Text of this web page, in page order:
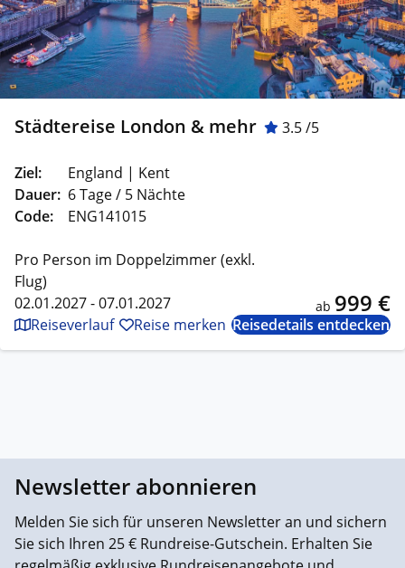
Städtereise London & mehr 3.5 /5
Ziel:
England | Kent
Dauer: 6 Tage / 5 Nächte
Code:
ENG141015
Pro Person im Doppelzimmer (exkl.
Flug)
02.01.2027 - 07.01.2027
ab 999 €
Reiseverlauf Reise merken Reisedetails entdecken
Newsletter abonnieren
Melden Sie sich für unseren Newsletter an und sichern
Sie sich Ihren 25 € Rundreise-Gutschein. Erhalten Sie